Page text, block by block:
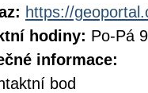
https://
hodiny: Po-Pá
informace:
bod